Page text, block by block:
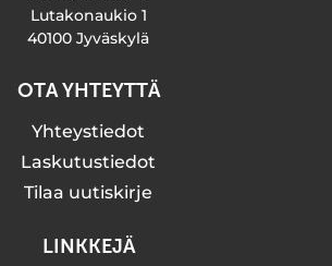
Lutakonaukio 1
40100 Jyväskylä
OTA YHTEYTTÄ
Yhteystiedot
Laskutustiedot
Tilaa uutiskirje
LINKKEJÄ